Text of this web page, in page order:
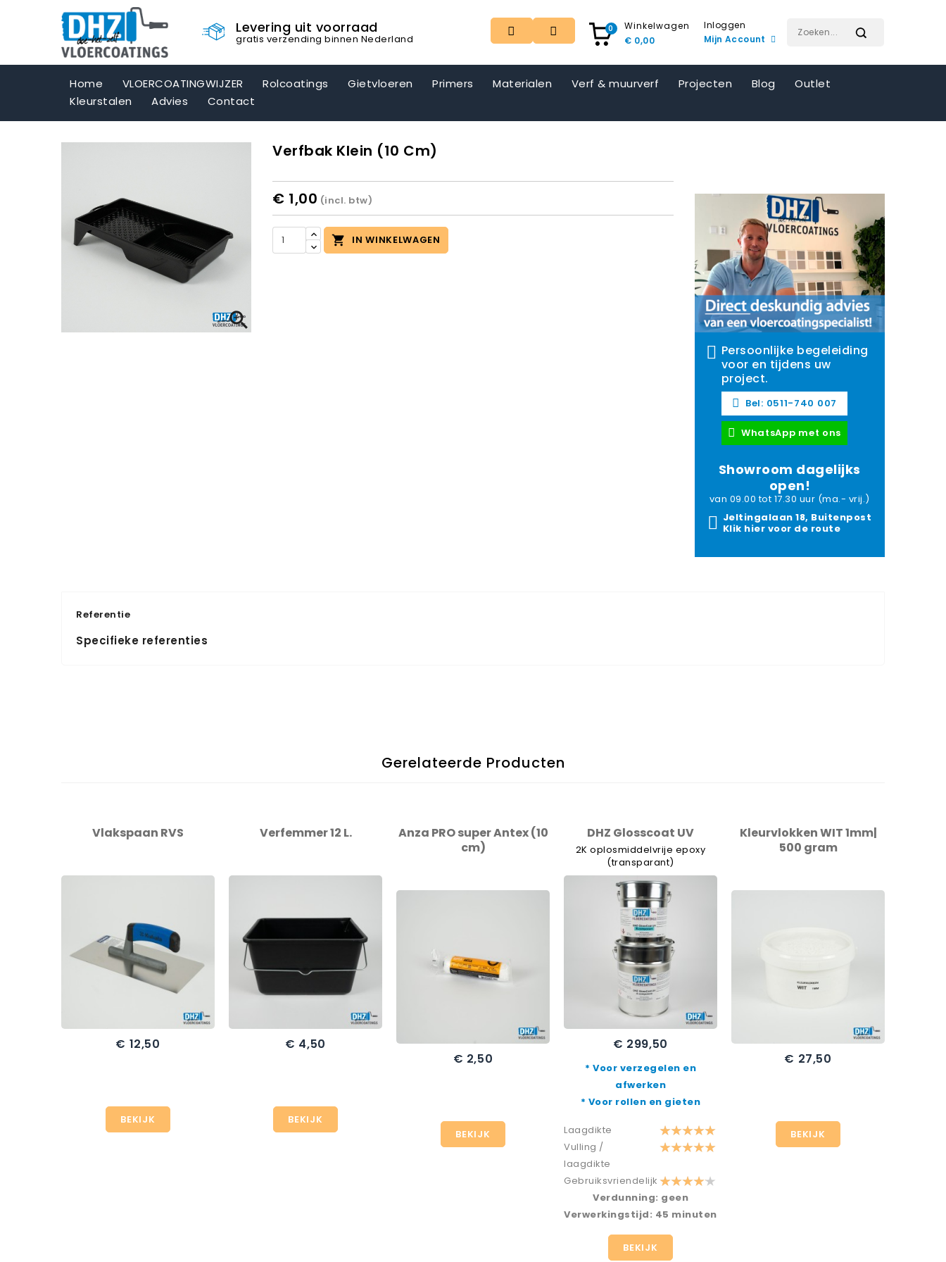
Levering uit voorraad
gratis verzending binnen Nederland
0
Winkelwagen
€ 0,00
Inloggen
Mijn Account
Home VLOERCOATINGWIJZER Rolcoatings Gietvloeren Primers Materialen Verf & muurverf Projecten Blog
Outlet
Kleurstalen
Advies Contact

Verfbak Klein (10 Cm)
€ 1,00 (incl. btw)
 IN WINKELWAGEN
Persoonlijke begeleiding
voor en tijdens uw
project.
Bel: 0511-740 007
WhatsApp met ons
Showroom dagelijks
open!
van 09.00 tot 17.30 uur (ma.- vrij.)
Jeltingalaan 18, Buitenpost
Klik hier voor de route
Referentie
Specifieke referenties
Gerelateerde Producten
Vlakspaan RVS
Prijs
€ 12,50
BEKIJK
Verfemmer 12 L.
Prijs
€ 4,50
BEKIJK
Anza PRO super Antex (10
cm)
Prijs
€ 2,50
BEKIJK
DHZ Glosscoat UV
2K oplosmiddelvrije epoxy
(transparant)
Prijs
€ 299,50
* Voor verzegelen en
afwerken
* Voor rollen en gieten
Laagdikte
Vulling /
laagdikte
Gebruiksvriendelijk
Verdunning: geen
Verwerkingstijd: 45 minuten
BEKIJK
Kleurvlokken WIT 1mm|
500 gram
Prijs
€ 27,50
BEKIJK